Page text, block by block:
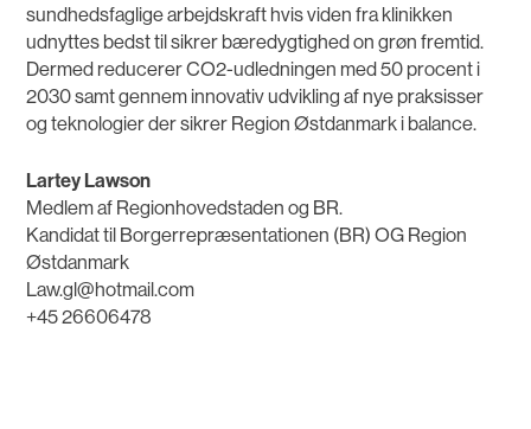
sundhedsfaglige arbejdskraft hvis viden fra klinikken
udnyttes bedst til sikrer bæredygtighed on grøn fremtid.
Dermed reducerer CO2-udledningen med 50 procent i
2030 samt gennem innovativ udvikling af nye praksisser
og teknologier der sikrer Region Østdanmark i balance.
Lartey Lawson
Medlem af Regionhovedstaden og BR.
Kandidat til Borgerrepræsentationen (BR) OG Region
Østdanmark
Law.gl@hotmail.com
+45 26606478